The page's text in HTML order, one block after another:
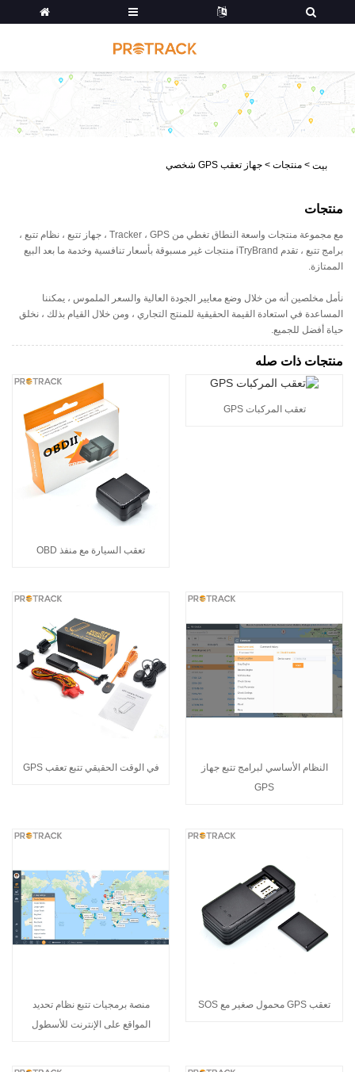
بيت > منتجات > جهاز تعقب GPS شخصي
منتجات
مع مجموعة منتجات واسعة النطاق تغطي من Tracker ، GPS ، جهاز تتبع ، نظام تتبع ،
برامج تتبع ، تقدم iTryBrand منتجات غير مسبوقة بأسعار تنافسية وخدمة ما بعد البيع
الممتازة.
نأمل مخلصين أنه من خلال وضع معايير الجودة العالية والسعر الملموس ، يمكننا
المساعدة في استعادة القيمة الحقيقية للمنتج التجاري ، ومن خلال القيام بذلك ، نخلق
حياة أفضل للجميع.
منتجات ذات صله
تعقب المركبات GPS
تعقب السيارة مع منفذ OBD
النظام الأساسي لبرامج تتبع جهاز
GPS
في الوقت الحقيقي تتبع تعقب GPS
تعقب GPS محمول صغير مع SOS
منصة برمجيات تتبع نظام تحديد
المواقع على الإنترنت للأسطول